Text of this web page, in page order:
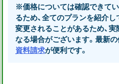
※価格については確認できて
るため、全てのプランを紹介し
変更されることがあるため、
なる場合がございます。最新
資料請求が便利です。